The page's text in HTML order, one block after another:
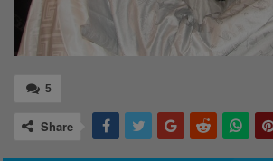
5
Share